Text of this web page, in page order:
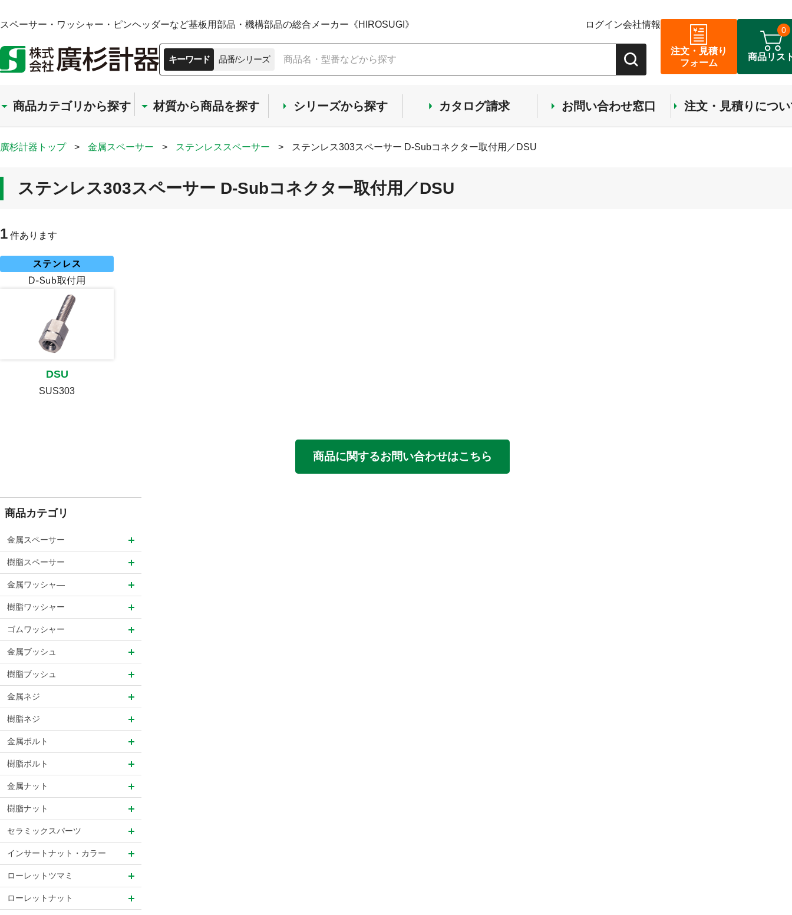
スペーサー・ワッシャー・ピンヘッダーなど基板用部品・機構部品の総合メーカー《HIROSUGI》 ログイン会社情報
キーワード 品番/シリーズ
注文・見積り
フォーム
商品リス
0
商品カテゴリから探す 材質から商品を探す シリーズから探す カタログ請求 お問い合わせ窓口 注文・見積りにつ
廣杉計器トップ > 金属スペーサー > ステンレススペーサー > ステンレス303スペーサー D-Subコネクター取付用／DSU
ステンレス303スペーサー D-Subコネクター取付用／DSU
1 件あります
DSU
SUS303
商品に関するお問い合わせはこちら
商品カテゴリ
金属スペーサー
樹脂スペーサー
金属ワッシャ―
樹脂ワッシャー
ゴムワッシャー
金属ブッシュ
樹脂ブッシュ
金属ネジ
樹脂ネジ
金属ボルト
樹脂ボルト
金属ナット
樹脂ナット
セラミックスパーツ
インサートナット・カラー
ローレットツマミ
ローレットナット